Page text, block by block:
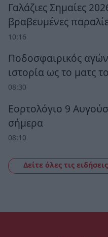
Γαλάζιες Σημαίες
βραβευμένες
10:16
Ποδοσφαιρικός
ιστορία ως το ματς
08:30
Εορτολόγιο 9
σήμερα
08:10
Δείτε όλες τις ειδήσεις